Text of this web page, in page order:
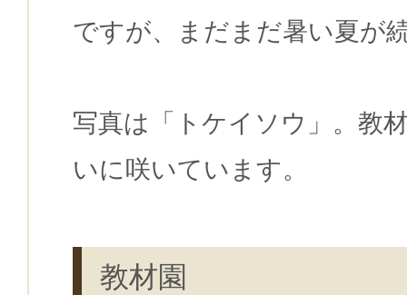
ですが、まだまだ暑い夏が
写真は「トケイソウ」。教
いに咲いています。
教材園